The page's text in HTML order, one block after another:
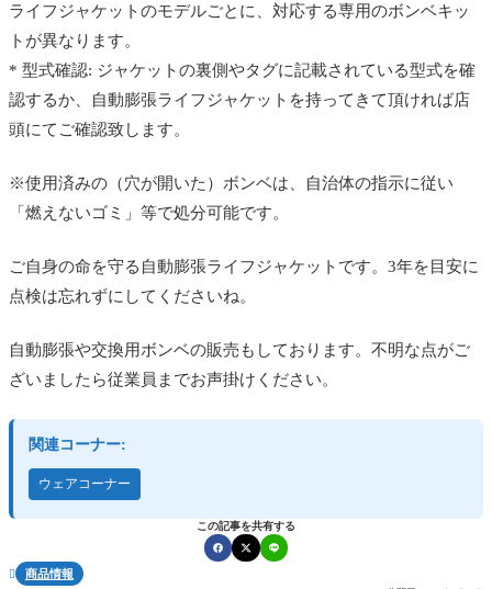
ライフジャケットのモデルごとに、対応する専用のボンベキッ
トが異なります。
* 型式確認: ジャケットの裏側やタグに記載されている型式を確
認するか、自動膨張ライフジャケットを持ってきて頂ければ店
頭にてご確認致します。
※使用済みの（穴が開いた）ボンベは、自治体の指示に従い
「燃えないゴミ」等で処分可能です。
ご自身の命を守る自動膨張ライフジャケットです。3年を目安に
点検は忘れずにしてくださいね。
自動膨張や交換用ボンベの販売もしております。不明な点がご
ざいましたら従業員までお声掛けください。
関連コーナー:
ウェアコーナー
この記事を共有する
 商品情報